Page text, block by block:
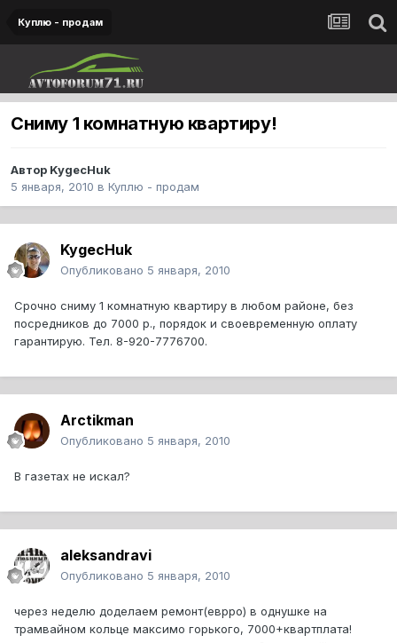
Куплю - продам
Сниму 1 комнатную квартиру!
Автор KygecHuk
5 января, 2010 в Куплю - продам
KygecHuk
Опубликовано 5 января, 2010
Срочно сниму 1 комнатную квартиру в любом районе, без
посредников до 7000 р., порядок и своевременную оплату
гарантирую. Тел. 8-920-7776700.
Arctikman
Опубликовано 5 января, 2010
В газетах не искал?
aleksandravi
Опубликовано 5 января, 2010
через неделю доделаем ремонт(еврро) в однушке на
трамвайном кольце максимо горького, 7000+квартплата!